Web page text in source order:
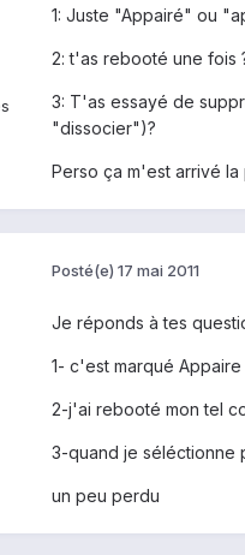
1: Juste "Appairé" ou
2: t'as rebooté une fois
3: T'as essayé de
"dissocier")?
Perso ça m'est arrivé
Posté(e) 17 mai 2011
Je réponds à tes
1- c'est marqué
2-j'ai rebooté mon tel
3-quand je séléctionne
un peu perdu